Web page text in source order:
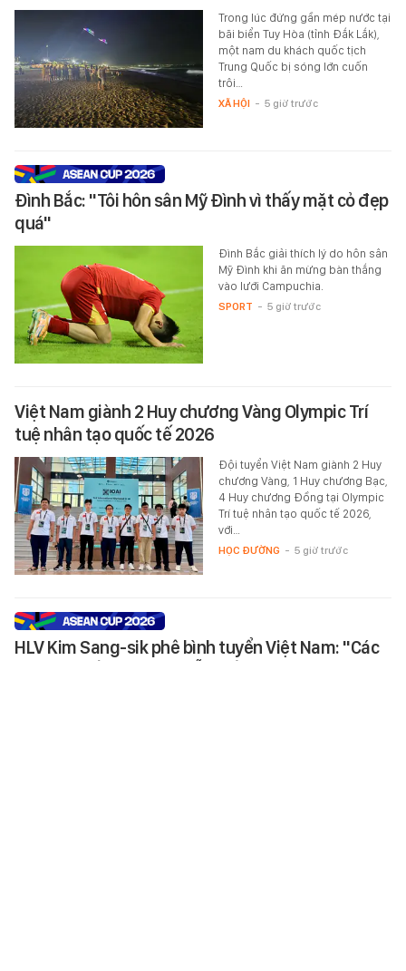
Trong lúc đứng gần mép nước tại
bãi biển Tuy Hòa (tỉnh Đắk Lắk),
một nam du khách quốc tịch
Trung Quốc bị sóng lớn cuốn
trôi…
XÃ HỘI - 5 giờ trước
Đình Bắc: "Tôi hôn sân Mỹ Đình vì thấy mặt cỏ đẹp
quá"
Đình Bắc giải thích lý do hôn sân
Mỹ Đình khi ăn mừng bàn thắng
vào lưới Campuchia.
SPORT - 5 giờ trước
Việt Nam giành 2 Huy chương Vàng Olympic Trí
tuệ nhân tạo quốc tế 2026
Đội tuyển Việt Nam giành 2 Huy
chương Vàng, 1 Huy chương Bạc,
4 Huy chương Đồng tại Olympic
Trí tuệ nhân tạo quốc tế 2026,
với…
HỌC ĐƯỜNG - 5 giờ trước
HLV Kim Sang-sik phê bình tuyển Việt Nam: "Các